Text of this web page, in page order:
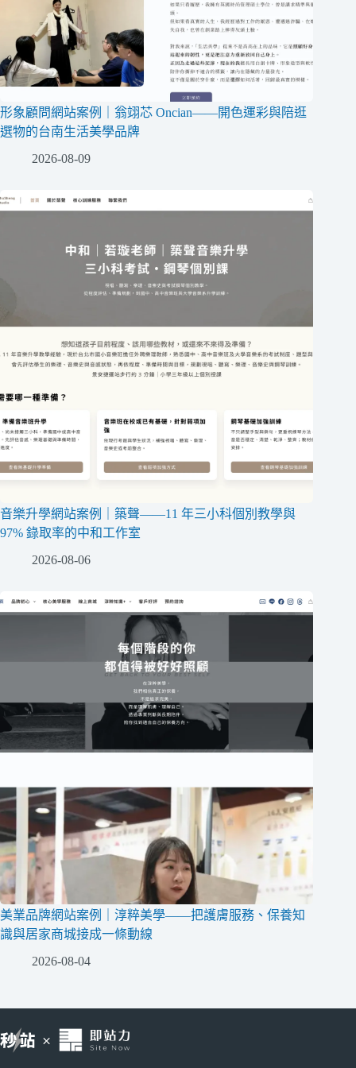
形象顧問網站案例｜翁翊芯 Oncian——開色運彩與陪逛
選物的台南生活美學品牌
2026-08-09
音樂升學網站案例｜築聲——11 年三小科個別教學與
97% 錄取率的中和工作室
2026-08-06
美業品牌網站案例｜淳粹美學——把護膚服務、保養知
識與居家商城接成一條動線
2026-08-04